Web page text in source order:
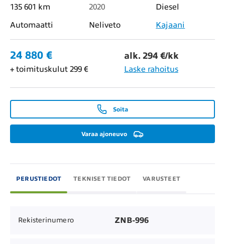
135 601 km 2020
Diesel
Automaatti
Neliveto Kajaani
24 880 € alk. 294 €/kk
+ toimituskulut 299 € Laske rahoitus
Soita
Varaa ajoneuvo
PERUSTIEDOT TEKNISET TIEDOT VARUSTEET
Rekisterinumero ZNB-996